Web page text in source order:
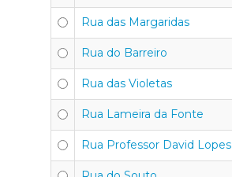
Rua das Margaridas
Rua do Barreiro
Rua das Violetas
Rua Lameira da Fonte
Rua Professor David Lopes